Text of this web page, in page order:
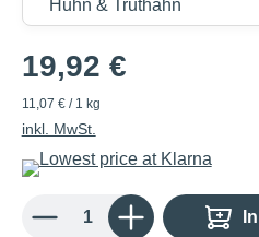
19,92 €
11,07 € / 1 kg
inkl. MwSt.
Produkt Anzahl: Gib den